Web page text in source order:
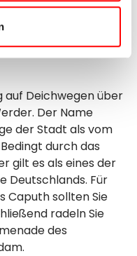
auf Deichwegen über
Der Name
der Stadt als vom
durch das
gilt es als eines der
Deutschlands. Für
Caputh sollten Sie
radeln Sie
des